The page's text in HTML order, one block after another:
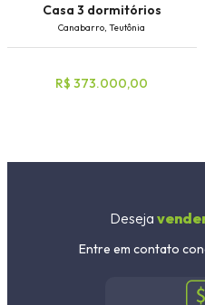
Casa 3 dormitórios
Canabarro, Teutônia
R$ 373.000,00
Deseja
Entre em contato